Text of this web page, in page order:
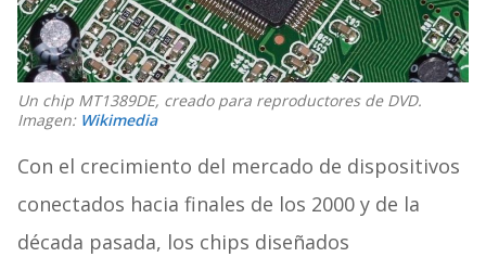
Un chip MT1389DE, creado para reproductores de DVD.
Imagen: Wikimedia
Con el crecimiento del mercado de dispositivos
conectados hacia finales de los 2000 y de la
década pasada, los chips diseñados